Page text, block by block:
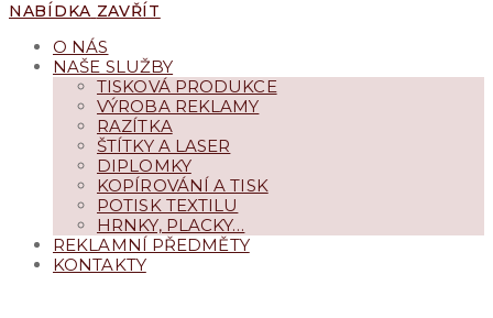
NABÍDKA ZAVŘÍT
O NÁS
NAŠE SLUŽBY
TISKOVÁ PRODUKCE
VÝROBA REKLAMY
RAZÍTKA
ŠTÍTKY A LASER
DIPLOMKY
KOPÍROVÁNÍ A TISK
POTISK TEXTILU
HRNKY, PLACKY…
REKLAMNÍ PŘEDMĚTY
KONTAKTY